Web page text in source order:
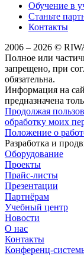
Обучение в
Станьте
Контакты
2006 – 2026 ©
Полное или
запрещено, при
обязательна.
Информация на
предназначена
Продолжая
обработку моих
Положение о
Разработка и
Оборудование
Проекты
Прайс-листы
Презентации
Партнёрам
Учебный центр
Новости
О нас
Контакты
Конференц-